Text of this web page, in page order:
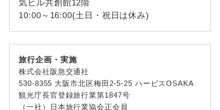
気ビル共創館12階
10:00～16:00(土日・祝日は休み)
旅行企画・実施
株式会社阪急交通社
530-8355 大阪市北区梅田2-5-25 ハービスOSAKA
観光庁長官登録旅行業第1847号
（一社）日本旅行業協会正会員